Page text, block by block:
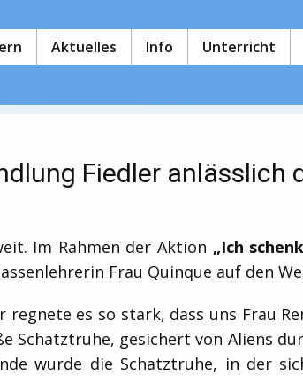
Aktuelles Info Unterricht
Fiedler anlässlich
Im Rahmen der Aktion „Ich
Frau Quinque auf den
es so stark, dass uns Frau
Schatztruhe, gesichert von Aliens
wurde die Schatztruhe, in der